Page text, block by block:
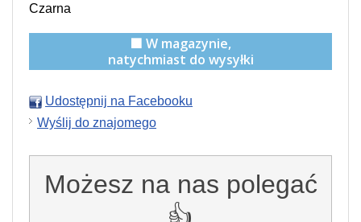
Czarna
🟩 W magazynie,
natychmiast do wysyłki
Udostępnij na Facebooku
Wyślij do znajomego
Możesz na nas polegać